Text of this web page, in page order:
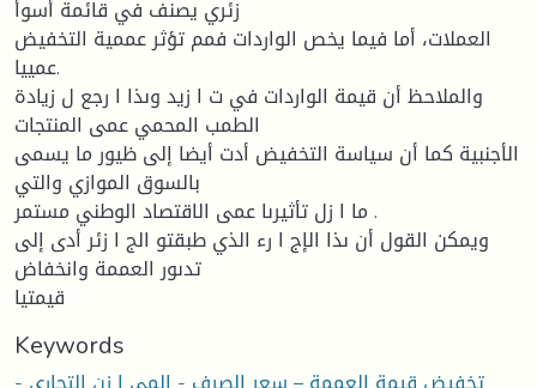
زئري يصنف في قائمة أسوأ
العملات، أما فيما يخص الواردات فمم تؤثر عممية التخفيض
عمييا.
والملاحظ أن قيمة الواردات في ت ا زيد وىذا ا رجع ل زيادة
الطمب المحمي عمى المنتجات
الأجنبية كما أن سياسة التخفيض أدت أيضا إلى ظيور ما يسمى
بالسوق الموازي والتي
ما ا زل تأثيرىا عمى الاقتصاد الوطني مستمر .
ويمكن القول أن ىذا الإج ا رء الذي طبقتو الج ا زئر أدى إلى
تدىور العممة وانخفاض
قيمتيا
Keywords